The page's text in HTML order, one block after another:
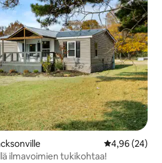
4,96 (24)
ilmavoimien tukikohtaa!